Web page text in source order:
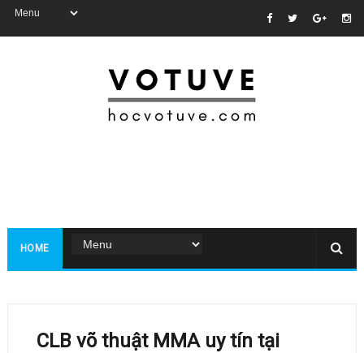
HOME
CLB võ thuật MMA uy tín tại